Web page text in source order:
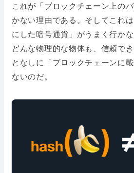
これが「ブロックチェーン上の
かない理由である。そしてこれ
にした暗号通貨」がうまく行かな
どんな物理的な物体も、信頼で
となしに「ブロックチェーンに
ないのだ。